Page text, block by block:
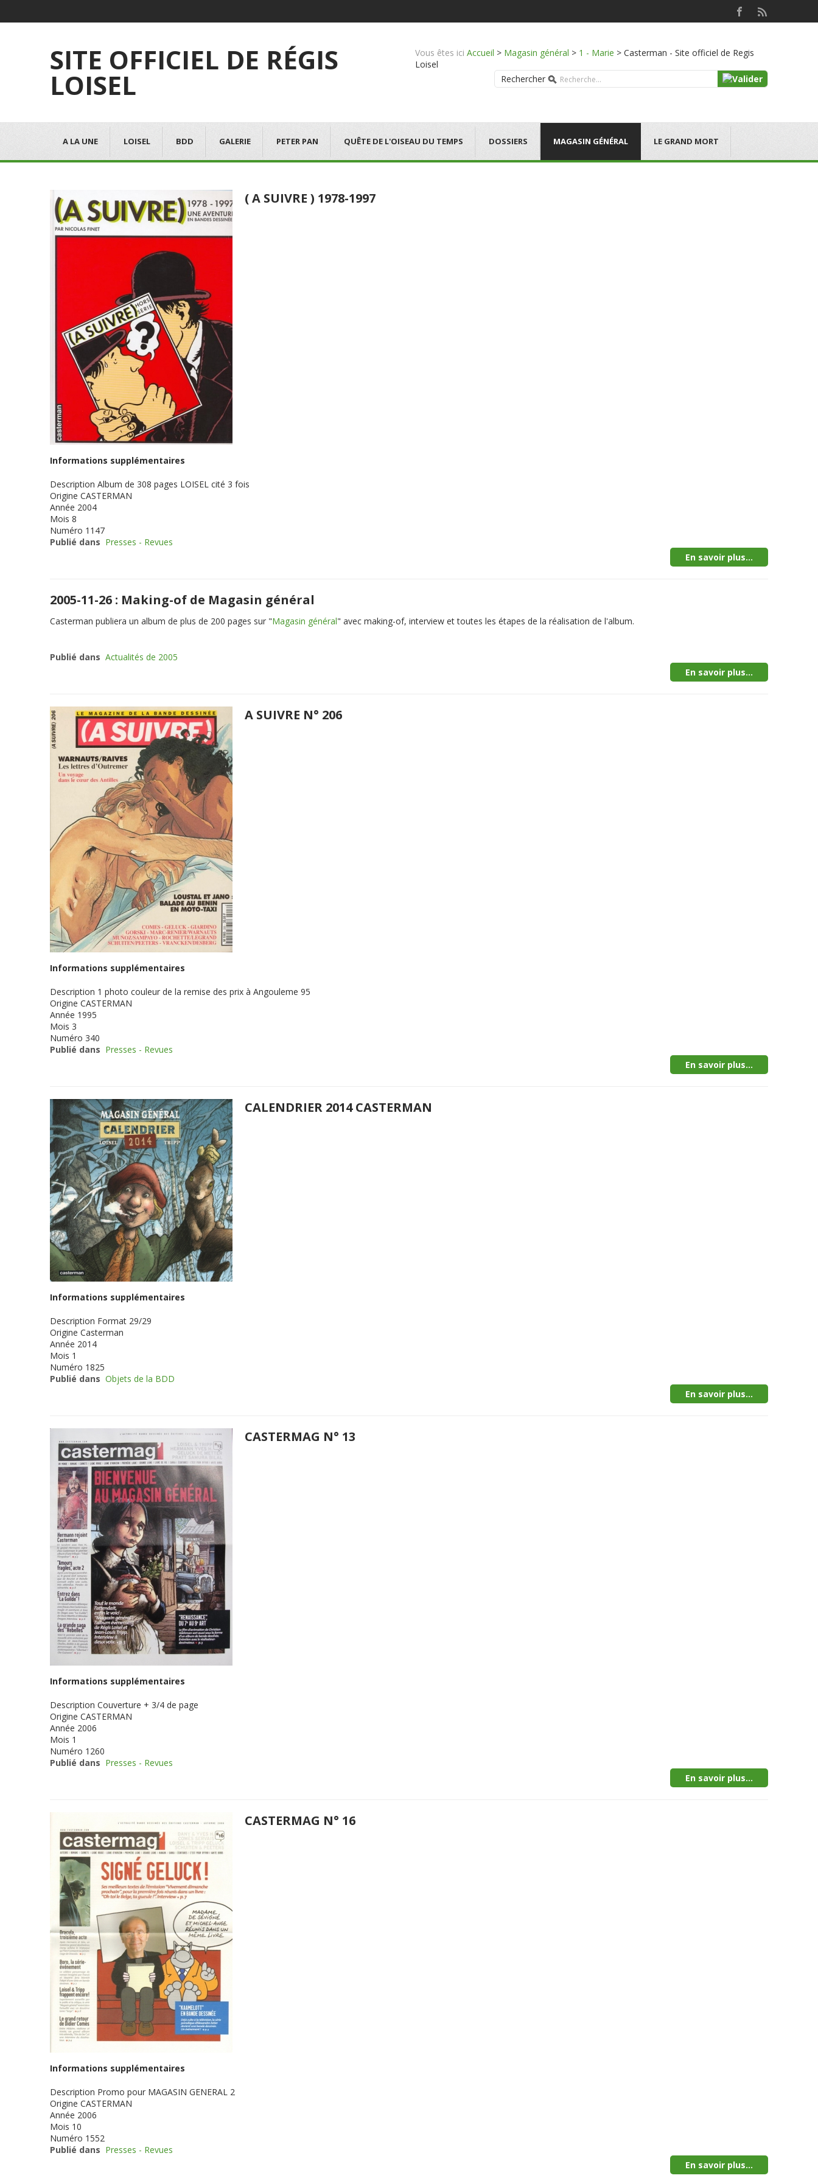
SITE OFFICIEL DE RÉGIS
LOISEL
Vous êtes ici Accueil > Magasin général > 1 - Marie > Casterman - Site officiel de Regis
Loisel
Rechercher
A LA UNE LOISEL BDD GALERIE PETER PAN QUÊTE DE L'OISEAU DU TEMPS DOSSIERS MAGASIN GÉNÉRAL LE GRAND MORT
( A SUIVRE ) 1978-1997
Informations supplémentaires
Description Album de 308 pages LOISEL cité 3 fois
Origine CASTERMAN
Année 2004
Mois 8
Numéro 1147
Publié dans Presses - Revues
En savoir plus...
2005-11-26 : Making-of de Magasin général
Casterman publiera un album de plus de 200 pages sur "Magasin général" avec making-of, interview et toutes les étapes de la réalisation de l'album.
Publié dans Actualités de 2005
En savoir plus...
A SUIVRE N° 206
Informations supplémentaires
Description 1 photo couleur de la remise des prix à Angouleme 95
Origine CASTERMAN
Année 1995
Mois 3
Numéro 340
Publié dans Presses - Revues
En savoir plus...
CALENDRIER 2014 CASTERMAN
Informations supplémentaires
Description Format 29/29
Origine Casterman
Année 2014
Mois 1
Numéro 1825
Publié dans Objets de la BDD
En savoir plus...
CASTERMAG N° 13
Informations supplémentaires
Description Couverture + 3/4 de page
Origine CASTERMAN
Année 2006
Mois 1
Numéro 1260
Publié dans Presses - Revues
En savoir plus...
CASTERMAG N° 16
Informations supplémentaires
Description Promo pour MAGASIN GENERAL 2
Origine CASTERMAN
Année 2006
Mois 10
Numéro 1552
Publié dans Presses - Revues
En savoir plus...